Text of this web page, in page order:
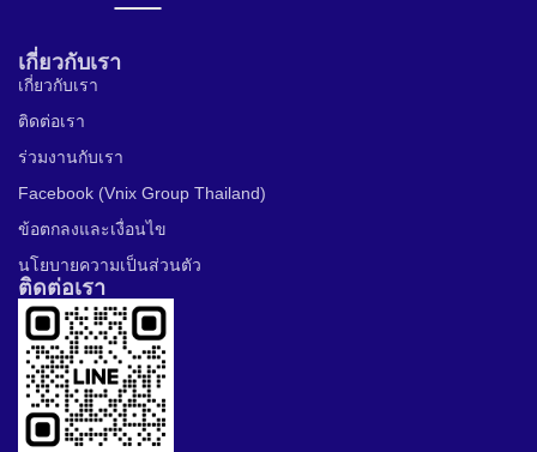
เกี่ยวกับเรา
เกี่ยวกับเรา
ติดต่อเรา
ร่วมงานกับเรา
Facebook (Vnix Group Thailand)
ข้อตกลงและเงื่อนไข
นโยบายความเป็นส่วนตัว
ติดต่อเรา